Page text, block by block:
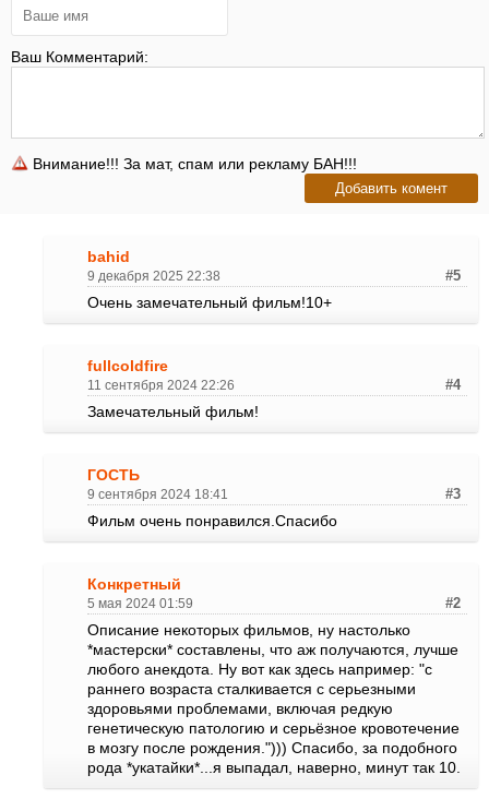
Ваш Комментарий:
Внимание!!! За мат, спам или рекламу БАН!!!
bahid
9 декабря 2025 22:38 #5
Очень замечательный фильм!10+
fullcoldfire
11 сентября 2024 22:26 #4
Замечательный фильм!
ГОСТЬ
9 сентября 2024 18:41 #3
Фильм очень понравился.Спасибо
Конкретный
5 мая 2024 01:59 #2
Описание некоторых фильмов, ну настолько
*мастерски* составлены, что аж получаются, лучше
любого анекдота. Ну вот как здесь например: "с
раннего возраста сталкивается с серьезными
здоровьями проблемами, включая редкую
генетическую патологию и серьёзное кровотечение
в мозгу после рождения."))) Спасибо, за подобного
рода *укатайки*...я выпадал, наверно, минут так 10.